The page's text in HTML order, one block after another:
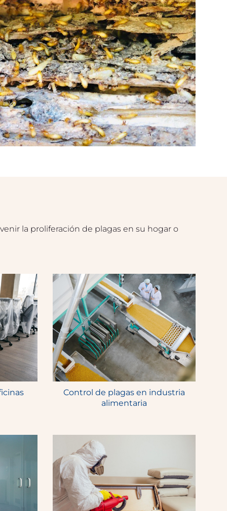
la proliferación de plagas en su hogar o
Control de plagas en industria
alimentaria